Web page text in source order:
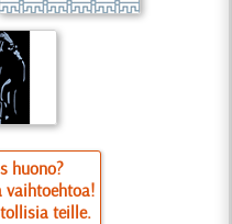
huono?
vaihtoehtoa!
teille.